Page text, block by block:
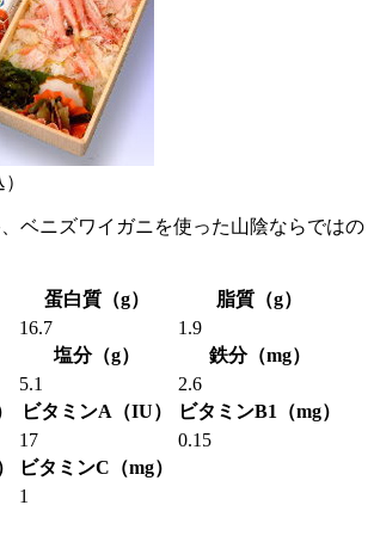
ベニズワイガニを使った山陰ならではの
蛋白質（g）
脂質（g）
16.7
1.9
塩分（g）
鉄分（mg）
5.1
2.6
ビタミンA（IU）
ビタミンB1（mg）
17
0.15
ビタミンC（mg）
1